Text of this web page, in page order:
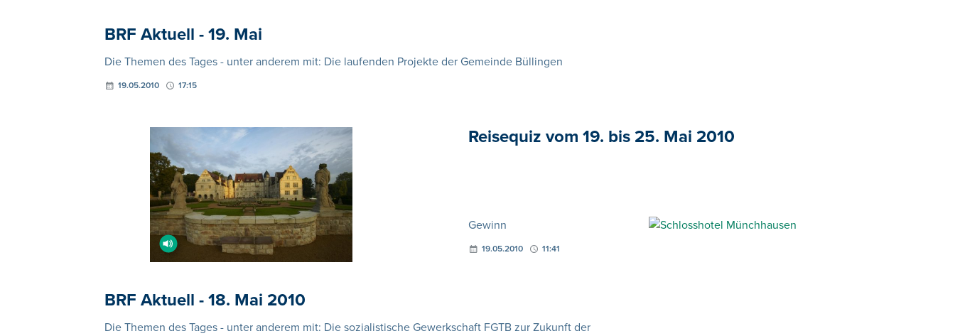
BRF Aktuell - 19. Mai
Die Themen des Tages - unter anderem mit: Die laufenden Projekte der Gemeinde Büllingen
19.05.2010 17:15
Reisequiz vom 19. bis 25. Mai 2010
Gewinn
19.05.2010 11:41
BRF Aktuell - 18. Mai 2010
Die Themen des Tages - unter anderem mit: Die sozialistische Gewerkschaft FGTB zur Zukunft der